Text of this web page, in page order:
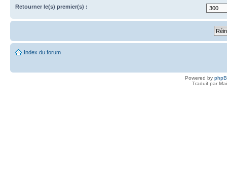
Retourner le(s) premier(s) :
Index du forum
Powered by
Traduit par